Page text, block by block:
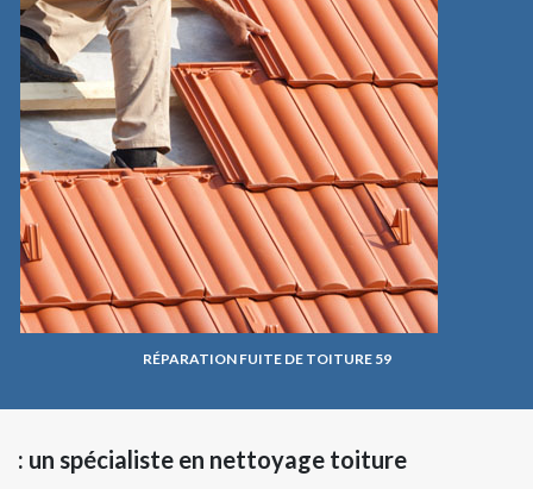
RÉPARATION FUITE DE TOITURE 59
: un spécialiste en nettoyage toiture